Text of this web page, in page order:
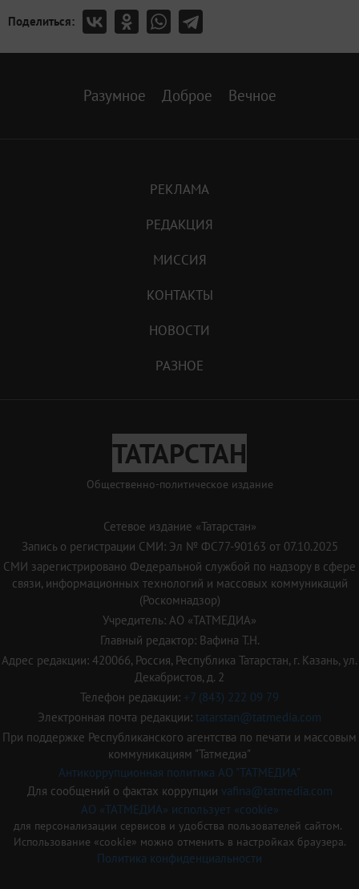
Поделиться:
Разумное Доброе Вечное
РЕКЛАМА
РЕДАКЦИЯ
МИССИЯ
КОНТАКТЫ
НОВОСТИ
РАЗНОЕ
ТАТАРСТАН
Общественно-политическое издание
Сетевое издание «Татарстан»
Запись о регистрации СМИ: Эл № ФС77-90163 от 07.10.2025
СМИ зарегистрировано Федеральной службой по надзору в сфере
связи, информационных технологий и массовых коммуникаций
(Роскомнадзор)
Учредитель: АО «ТАТМЕДИА»
Главный редактор: Вафина Т.Н.
Адрес редакции: 420066, Россия, Республика Татарстан, г. Казань, ул.
Декабристов, д. 2
Телефон редакции: +7 (843) 222 09 79
Электронная почта редакции: tatarstan@tatmedia.com
При поддержке Республиканского агентства по печати и массовым
коммуникациям "Татмедиа"
Антикоррупционная политика АО "ТАТМЕДИА"
Для сообщений о фактах коррупции vafina@tatmedia.com
АО «ТАТМЕДИА» использует «cookie»
для персонализации сервисов и удобства пользователей сайтом.
Использование «cookie» можно отменить в настройках браузера.
Политика конфиденциальности